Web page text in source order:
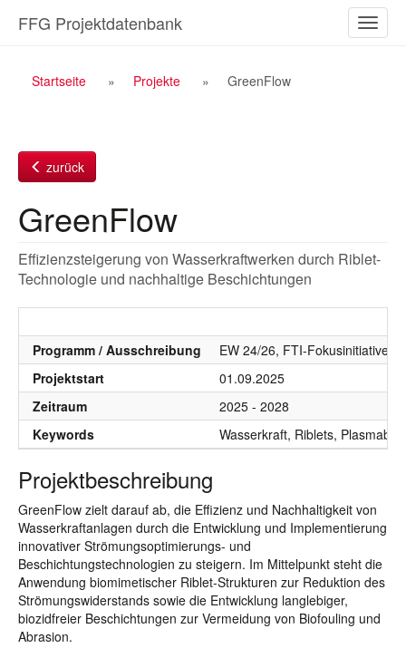
Inhalt
ein-/
FFG Projektdatenbank
Breadcrumb
Startseite Projekte GreenFlow
zurück
GreenFlow
Effizienzsteigerung von Wasserkraftwerken durch Riblet-
Technologie und nachhaltige Beschichtungen
Programm / Ausschreibung
EW 24/26, FTI-
Projektstart
01.09.2025
Zeitraum
2025 - 2028
Keywords
Wasserkraft, Riblets,
Projektbeschreibung
GreenFlow zielt darauf ab, die Effizienz und Nachhaltigkeit von
Wasserkraftanlagen durch die Entwicklung und Implementierung
innovativer Strömungsoptimierungs- und
Beschichtungstechnologien zu steigern. Im Mittelpunkt steht die
Anwendung biomimetischer Riblet-Strukturen zur Reduktion des
Strömungswiderstands sowie die Entwicklung langlebiger,
biozidfreier Beschichtungen zur Vermeidung von Biofouling und
Abrasion.